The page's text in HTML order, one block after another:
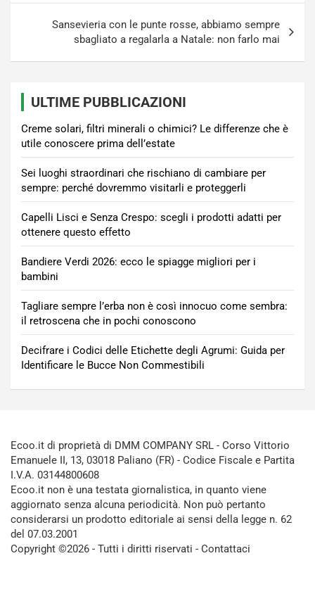
Sansevieria con le punte rosse, abbiamo sempre
sbagliato a regalarla a Natale: non farlo mai
ULTIME PUBBLICAZIONI
Creme solari, filtri minerali o chimici? Le differenze che è
utile conoscere prima dell’estate
Sei luoghi straordinari che rischiano di cambiare per
sempre: perché dovremmo visitarli e proteggerli
Capelli Lisci e Senza Crespo: scegli i prodotti adatti per
ottenere questo effetto
Bandiere Verdi 2026: ecco le spiagge migliori per i
bambini
Tagliare sempre l’erba non è così innocuo come sembra:
il retroscena che in pochi conoscono
Decifrare i Codici delle Etichette degli Agrumi: Guida per
Identificare le Bucce Non Commestibili
Ecoo.it di proprietà di DMM COMPANY SRL - Corso Vittorio
Emanuele II, 13, 03018 Paliano (FR) - Codice Fiscale e Partita
I.V.A. 03144800608
Ecoo.it non è una testata giornalistica, in quanto viene
aggiornato senza alcuna periodicità. Non può pertanto
considerarsi un prodotto editoriale ai sensi della legge n. 62
del 07.03.2001
Copyright ©2026 - Tutti i diritti riservati - Contattaci